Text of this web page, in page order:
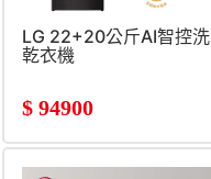
LG 22+20公斤AI智控洗
乾衣機
$ 94900